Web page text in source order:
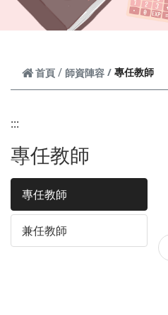
首頁 師資陣容 專任教師
:::
專任教師
專任教師
兼任教師